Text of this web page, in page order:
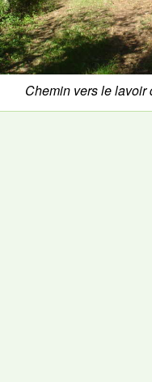
Chemin vers le lavoir